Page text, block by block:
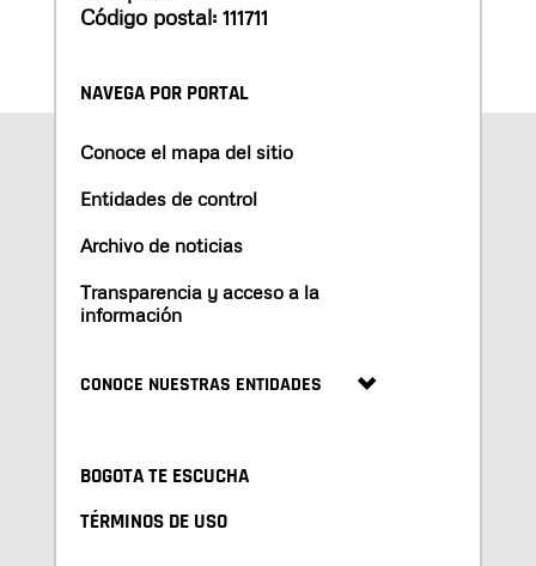
Código postal: 111711
NAVEGA POR PORTAL
Conoce el mapa del sitio
Entidades de control
Archivo de noticias
Transparencia y acceso a la
información
CONOCE NUESTRAS ENTIDADES
BOGOTA TE ESCUCHA
TÉRMINOS DE USO